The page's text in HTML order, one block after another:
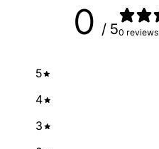
0 / 50 reviews
5
4
3